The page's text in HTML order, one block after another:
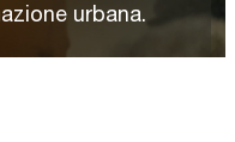
urbana.